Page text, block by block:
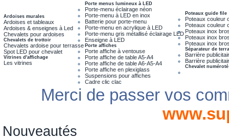
Ardoises murales
Ardoises et tableaux
Ardoises & enseignes à Led
Chevalets pour ardoises
Chevalets de trottoir
Chevalets ardoise pour terrasse
Spot LED pour chevalet
Vitrines d'affichage
Les vitrines
Porte menus lumineux à LED
Porte-menu éclairage néon
Porte-menu à LED en inox
Batterie pour porte-menu
Porte-menu en acrylique à LED
Porte-menu gris métallisé éclairage LED
Enseigne à LED
Porte affiches
Porte affiche à ventouse
Porte affiche de table A5-A4
Porte affiche de table A6-A5-A4
Porte affiche en plexiglass
Suspensions pour affiches
Cadre clic clac
Poteaux guide file
Poteaux couleur
Poteaux couleur
Poteaux inox
Poteaux inox
Poteaux inox
Séparateur de
Barrière
Barrière
Chevalet numéroté
Merci de passer vos
Nouveautés